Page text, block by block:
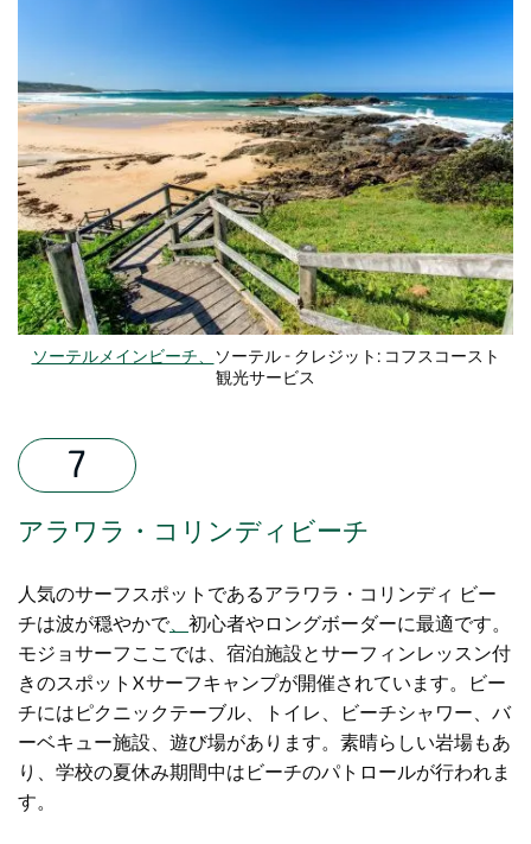
ソーテルメインビーチ、
ソーテル - クレジット: コフスコースト
観光サービス
アラワラ・コリンディビーチ
人気のサーフスポットであるアラワラ・コリンディ ビー
チは波が穏やかで、 初心者やロングボーダーに最適です。
モジョサーフ ここでは、宿泊施設とサーフィンレッスン付
きのスポットXサーフキャンプが開催されています。ビー
チにはピクニックテーブル、トイレ、ビーチシャワー、バ
ーベキュー施設、遊び場があります。素晴らしい岩場もあ
り、学校の夏休み期間中はビーチのパトロールが行われま
す。